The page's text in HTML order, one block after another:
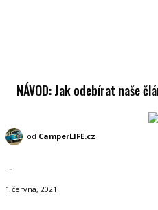
NÁVOD: Jak odebírat naše
od CamperLIFE.cz
-
1 června, 2021